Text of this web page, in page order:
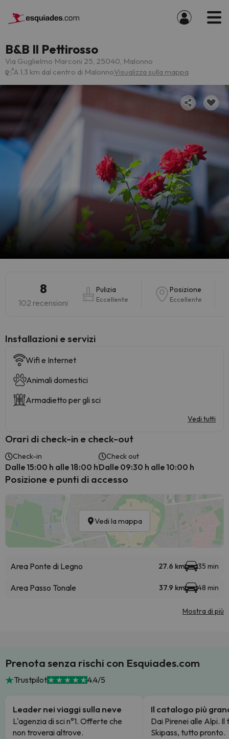
B&B Il Pettirosso
Via Guglielmo Marconi 25, 25040, Malonno
A 1.3 km dal centro di MalonnoVisualizza sulla mappa
8
102 recensioni
Pulizia
Eccellente
Posizione
Eccellente
Installazioni e servizi
Wifi e Internet
Animali domestici
Armadietto per gli sci
Vedi tutti
Orari di check-in e check-out
Check-in
Dalle 15:00 h alle 18:00 h
Check out
Dalle 09:30 h alle 10:00 h
Posizione e punti di accesso
Vedi la mappa
Area Ponte di Legno 27.6 km 35 min
Area Passo Tonale 37.9 km 48 min
Mostra di più
Prenota senza rischi con Esquiades.com
Trustpilot 4.4/5
Leader nei viaggi sulla neve
L'agenzia di sci n°1. Offerte che
non troverai altrove.
Il catalogo più
Dai Pirenei alle Alpi. Il
Skipass, tutto pronto.